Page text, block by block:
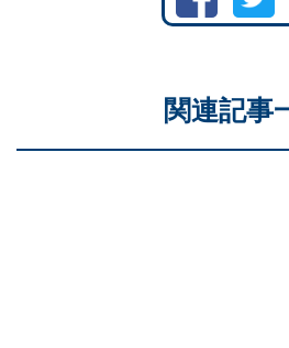
関連記事